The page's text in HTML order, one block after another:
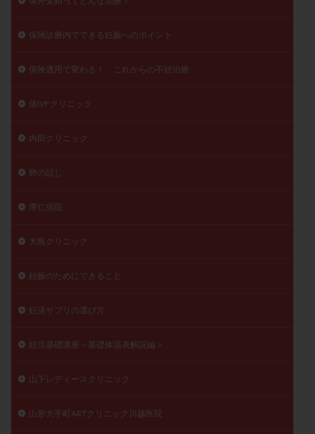
保険診療内でできる妊娠へのポイント
保険適用で変わる！ これからの不妊治療
俵IVFクリニック
内田クリニック
卵の話し
厚仁病院
大島クリニック
妊娠のためにできること
妊活サプリの選び方
妊活基礎講座＜基礎体温表解説編＞
山下レディースクリニック
山形大手町ARTクリニック川越医院